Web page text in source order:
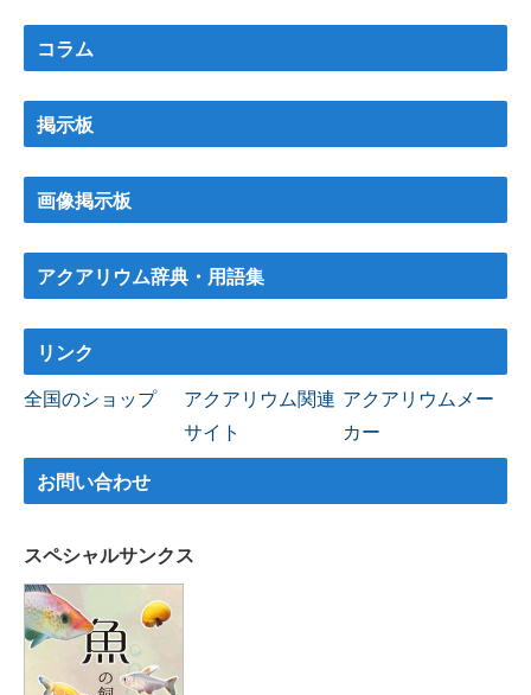
コラム
掲示板
画像掲示板
アクアリウム辞典・用語集
リンク
全国のショップ
アクアリウム関連
サイト
アクアリウムメー
カー
お問い合わせ
スペシャルサンクス